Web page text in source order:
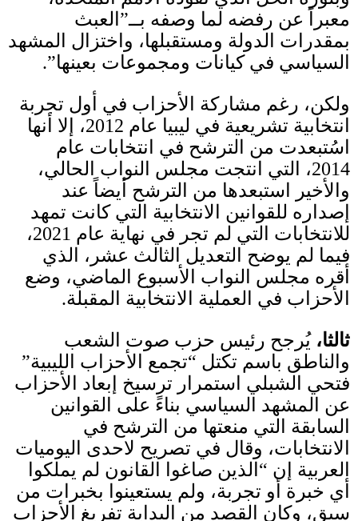
معبراً عن رفضه لما وصفه بــ”العبث
بمقدرات الدولة ومستقبلها، واختزال المشهد
السياسي في كيانات ومجموعات بعينها”.
ولكن، رغم مشاركة الأحزاب في أول تجربة
انتخابية تشريعية في ليبيا عام 2012، إلا أنها
اسُتبعدت من الترشح في انتخابات عام
2014، التي انتجت مجلس النواب الحالي،
والأخير استبعدها من الترشح أيضاً عند
إصداره للقوانين الانتخابية التي كانت تمهد
للانتخابات التي لم تجر في نهاية عام 2021،
فيما لم يوضح التعديل الثالث عشر، الذي
أقره مجلس النواب الأسبوع الماضي، وضع
الأحزاب في العملية الانتخابية المقبلة.
ثالثا، يُرجح رئيس حزب صوت الشعب
والناطق باسم تكتل “تجمع الأحزاب الليبية”
فتحي الشبلي استمرار ترسيخ إبعاد الأحزاب
عن المشهد السياسي بناءً على القوانين
السابقة التي منعتها من الترشح في
الانتخابات، وقال في تصريح لاحدى اليوميات
العربية إن “الذين صاغوا القانون لم يملكوا
أي خبرة أو تجربة، ولم يستعينوا بخبرات من
سبق، وكان القصد من البداية تفريغ الأحزاب